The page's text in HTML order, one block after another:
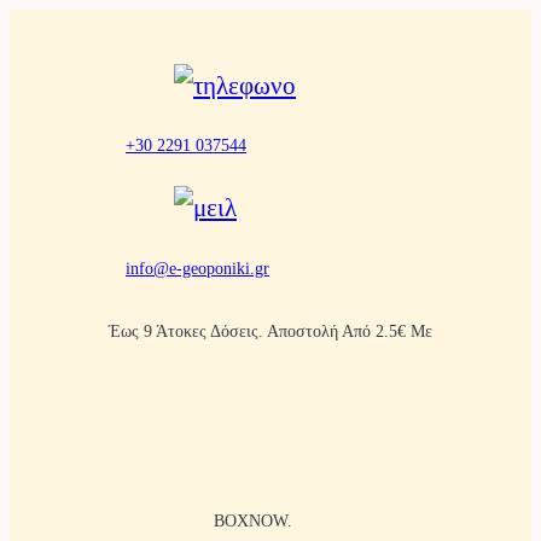
+30 2291 037544
info@e-geoponiki.gr
Έως 9 Άτοκες Δόσεις. Αποστολή Από 2.5€ Με
BOXNOW.